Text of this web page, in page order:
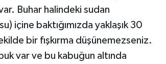
Buhar halindeki sudan
içine baktığımızda yaklaşık 30
bir fışkırma düşünemezseniz.
var ve bu kabuğun altında